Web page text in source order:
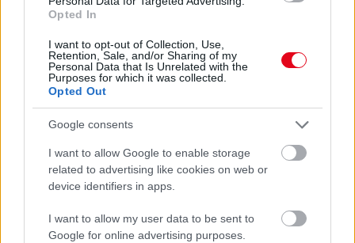
Opted In
I want to opt-out of Collection, Use,
Retention, Sale, and/or Sharing of my
Personal Data that Is Unrelated with the
Purposes for which it was collected.
Opted Out
Google consents
I want to allow Google to enable storage
related to advertising like cookies on web or
device identifiers in apps.
I want to allow my user data to be sent to
Google for online advertising purposes.
A franciaágy a hálószoba központi eleme – Válassz